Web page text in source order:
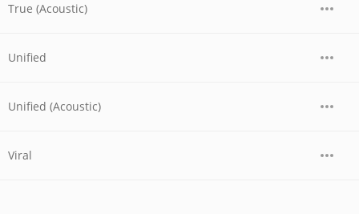
True (Acoustic)
Unified
Unified (Acoustic)
Viral